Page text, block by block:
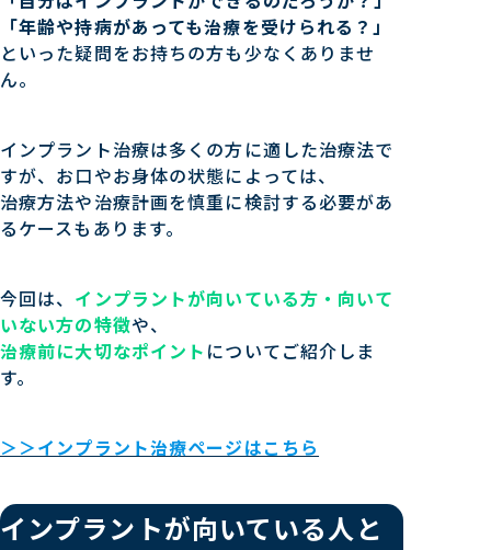
「年齢や持病があっても治療を受けられる？」
といった疑問をお持ちの方も少なくありませ
ん。
インプラント治療は多くの方に適した治療法で
すが、お口やお身体の状態によっては、
治療方法や治療計画を慎重に検討する必要があ
るケースもあります。
今回は、 インプラントが向いている方・向いて
いない方の特徴や、
治療前に大切なポイント についてご紹介しま
す。
＞＞インプラント治療ページはこちら
インプラントが向いている人と